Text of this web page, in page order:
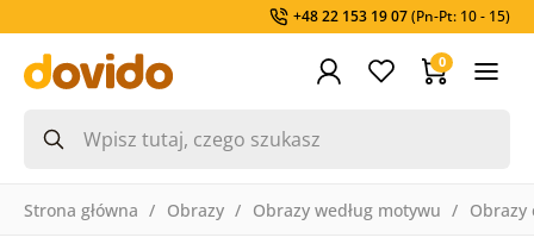
+48 22 153 19 07(Pn-Pt: 10 - 15)
0
Strona główna Obrazy Obrazy według motywu Obrazy